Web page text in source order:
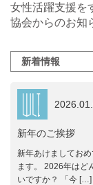
女性活躍支援を
協会からのお知
新着情報
新年のご挨拶
新年あけましてお
ます。 2026年はど
いですか？ 「今 […]